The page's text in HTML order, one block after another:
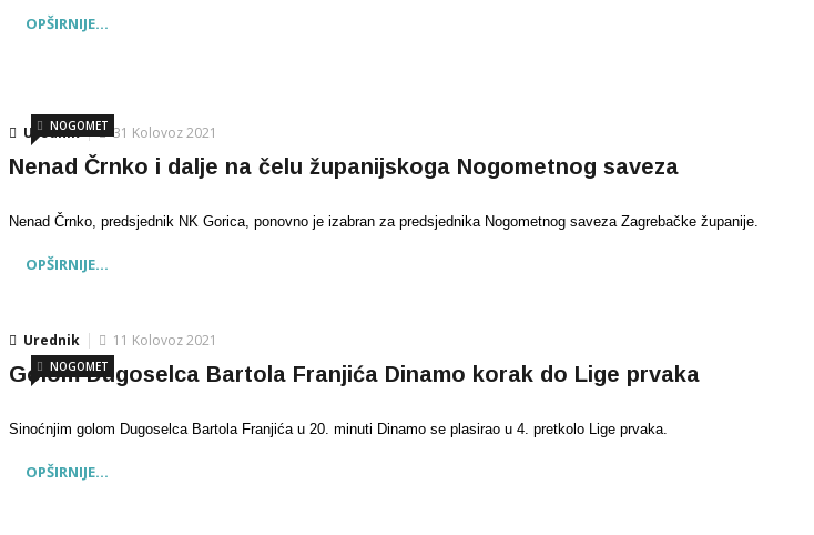
OPŠIRNIJE...
UrednikNOGOMET 31 Kolovoz 2021
Nenad Črnko i dalje na čelu županijskoga Nogometnog saveza
Nenad Črnko, predsjednik NK Gorica, ponovno je izabran za predsjednika Nogometnog saveza Zagrebačke županije.
OPŠIRNIJE...
Urednik
NOGOMET
11 Kolovoz 2021
Golom Dugoselca Bartola Franjića Dinamo korak do Lige prvaka
Sinoćnjim golom Dugoselca Bartola Franjića u 20. minuti Dinamo se plasirao u 4. pretkolo Lige prvaka.
OPŠIRNIJE...